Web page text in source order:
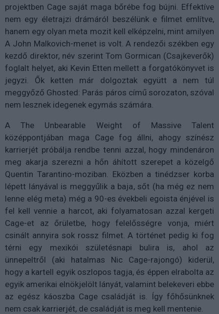
projektben Cage saját maga bőrébe fog bújni. Effektíve
nem egy életrajzi drámáról beszélünk e filmet említve,
hanem egy olyan meta mozit kell elképzelni, mint amilyen
A John Malkovich-menet is volt. A rendezői székben egy
kezdő direktor, név szerint Tom Gormican (Csajkeverők)
foglalt helyet, aki Kevin Etten mellett a forgatókönyvet is
jegyzi. Ők ketten már dolgoztak együtt a nem túl
meggyőző Ghosted: Parás páros című sorozaton, szóval
nem lesznek idegenek egymás számára.
A The Unbearable Weight of Massive Talent
középpontjában maga Cage fog állni, ahogy színész
karrierjét próbálja rendbe tenni azzal, hogy mindenáron
meg akarja szerezni a hőn áhított szerepet a közelgő
Quentin Tarantino-moziban. Eközben a tinédzser korba
lépett lányával is meggyűlik a baja, sőt (ha még ez nem
lenne elég meta) még a 90-es évekbeli egoista énjével is
fel kell vennie a harcot, aki folyamatosan azzal kergeti
Cage-et az őrületbe, hogy felelősségre vonja, miért
csinált annyira sok rossz filmet. A történet pedig ki fog
térni egy mexikói születésnapi bulira is, ahol az
ünnepeltről (aki hatalmas Nic Cage-rajongó) kiderül,
hogy a kartell egyik oszlopos tagja, és éppen elrabolta az
egyik amerikai elnökjelölt lányát, valamint belekeveri ebbe
az egész káoszba Cage családját is. Így főhősünknek
nem csak karrierjét, de családját is meg kell mentenie.